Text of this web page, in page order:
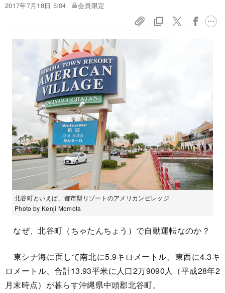
2017年7月18日 5:04
会員限定
北谷町といえば、都市型リゾートのアメリカンビレッジ
Photo by Kenji Momota
なぜ、北谷町（ちゃたんちょう）で自動運転なのか？
東シナ海に面して南北に5.9キロメートル、東西に4.3キ
ロメートル、合計13.93平米に人口2万9090人（平成28年2
月末時点）が暮らす沖縄県中頭郡北谷町。